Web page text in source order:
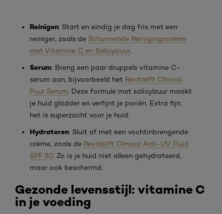
Reinigen: Start en eindig je dag fris met een
reiniger, zoals de Schuimende Reinigingscrème
met Vitamine C en Salicylzuur.
Serum: Breng een paar druppels vitamine C-
serum aan, bijvoorbeeld het Revitalift Clinical
Puur Serum. Deze formule met salicylzuur maakt
je huid gladder en verfijnt je poriën. Extra fijn:
het is superzacht voor je huid.
Hydrateren: Sluit af met een vochtinbrengende
crème, zoals de Revitalift Clinical Anti-UV Fluid
SPF 50. Zo is je huid niet alleen gehydrateerd,
maar ook beschermd.
Gezonde levensstijl: vitamine C
in je voeding